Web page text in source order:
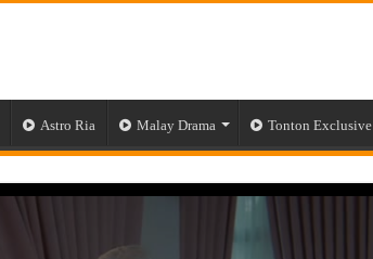
Astro Ria Malay Drama Tonton Exclusive